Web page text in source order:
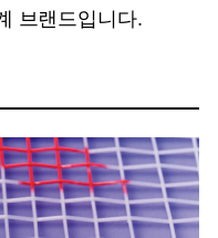
브랜드입니다.